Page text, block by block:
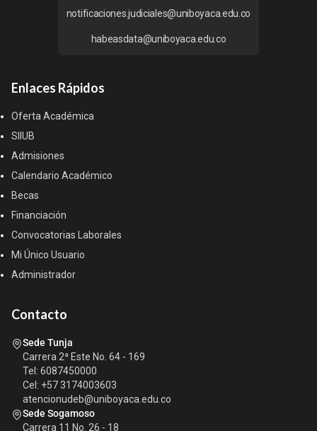
notificaciones.judiciales@uniboyaca.edu.co
habeasdata@uniboyaca.edu.co
Enlaces Rápidos
Oferta Académica
SIIUB
Admisiones
Calendario Académico
Becas
Financiación
Convocatorias Laborales
Mi Único Usuario
Administrador
Contacto
Sede Tunja
Carrera 2ª Este No. 64 - 169
Tel: 6087450000
Cel: +57 3174003603
atencionudeb@uniboyaca.edu.co
Sede Sogamoso
Carrera 11 No. 26 - 18